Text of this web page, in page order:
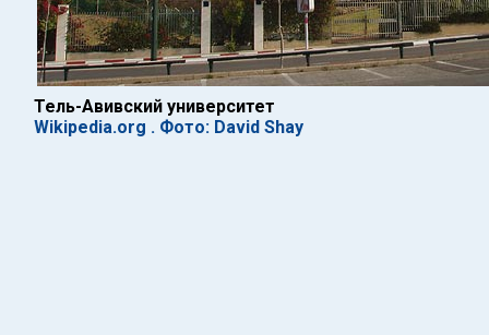
Тель-Авивский университет
Wikipedia.org . Фото: David Shay